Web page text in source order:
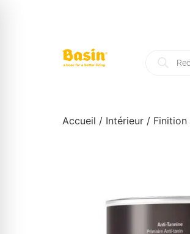
Accueil / Intérieur / Finition